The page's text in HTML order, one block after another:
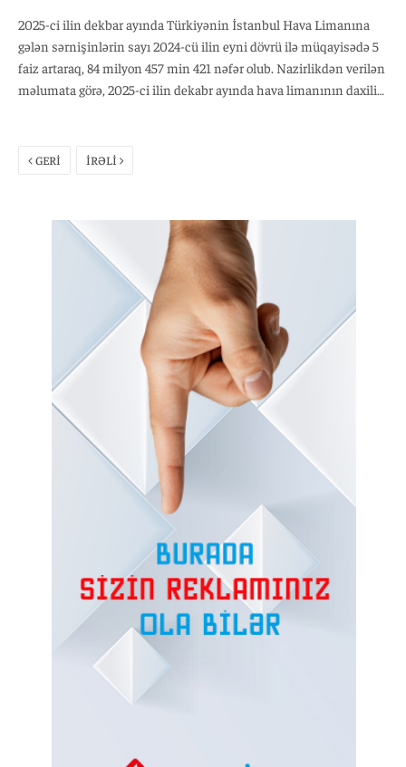
2025-ci ilin dekbar ayında Türkiyənin İstanbul Hava Limanına
gələn sərnişinlərin sayı 2024-cü ilin eyni dövrü ilə müqayisədə 5
faiz artaraq, 84 milyon 457 min 421 nəfər olub. Nazirlikdən verilən
məlumata görə, 2025-ci ilin dekabr ayında hava limanının daxili
beynəlxalq reyslər üzrə isə 6 faiz artaraq 66 milyon 727 min 100
GERİ İRƏLİ